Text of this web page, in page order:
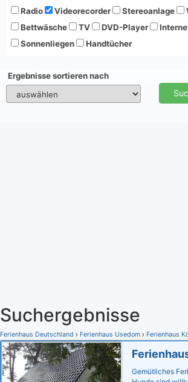
Radio
Videorecorder Stereoanlage
Bettwäsche
TV DVD-Player
Sonnenliegen
Handtücher
Ergebnisse sortieren nach
Suchergebnisse
Ferienhaus Deutschland Ferienhaus Usedom Ferienhaus
Gemütliches